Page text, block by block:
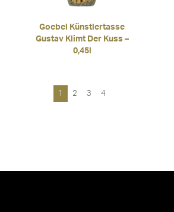
Goebel Künstlertasse
Gustav Klimt Der Kuss –
0,45l
1 2 3 4